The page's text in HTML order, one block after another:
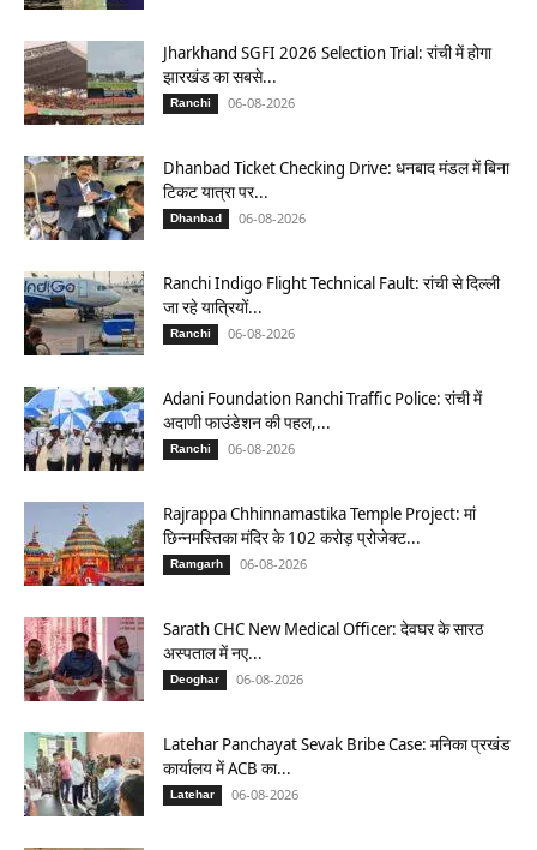
Jharkhand SGFI 2026 Selection Trial: रांची में होगा
झारखंड का सबसे...
Ranchi 06-08-2026
Dhanbad Ticket Checking Drive: धनबाद मंडल में बिना
टिकट यात्रा पर...
Dhanbad 06-08-2026
Ranchi Indigo Flight Technical Fault: रांची से दिल्ली
जा रहे यात्रियों...
Ranchi 06-08-2026
Adani Foundation Ranchi Traffic Police: रांची में
अदाणी फाउंडेशन की पहल,...
Ranchi 06-08-2026
Rajrappa Chhinnamastika Temple Project: मां
छिन्नमस्तिका मंदिर के 102 करोड़ प्रोजेक्ट...
Ramgarh 06-08-2026
Sarath CHC New Medical Officer: देवघर के सारठ
अस्पताल में नए...
Deoghar 06-08-2026
Latehar Panchayat Sevak Bribe Case: मनिका प्रखंड
कार्यालय में ACB का...
Latehar 06-08-2026